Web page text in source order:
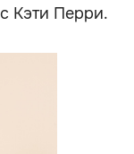
с Кэти Перри.